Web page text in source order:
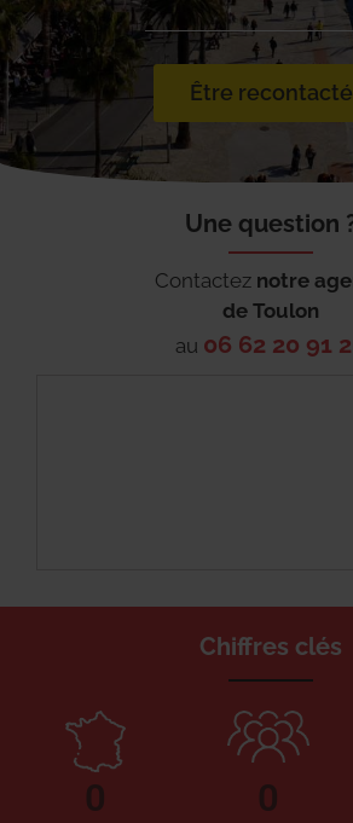
Être recontacté
Une question
Contactez notre
de Toulon
au 06 62 20 91
Chiffres clés
0 0